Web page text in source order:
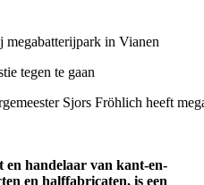
tegen te gaan
en handelaar van kant-en-
en halffabricaten, is een